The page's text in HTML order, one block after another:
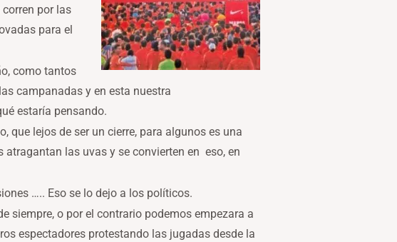
por las
para el
como tantos
campanadas y en esta nuestra
estaría pensando.
que lejos de ser un cierre, para algunos es una
las uvas y se convierten en eso, en
….. Eso se lo dejo a los políticos.
siempre, o por el contrario podemos empezara a
espectadores protestando las jugadas desde la